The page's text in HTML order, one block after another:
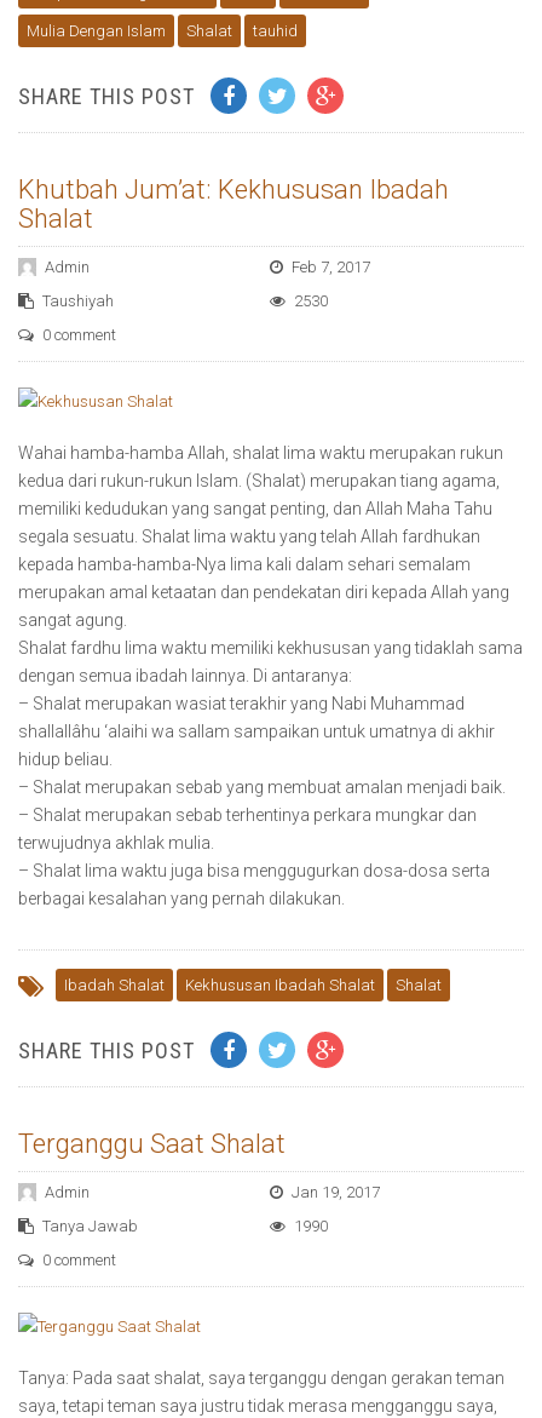
Mulia Dengan Islam Shalat tauhid
SHARE THIS POST
Khutbah Jum’at: Kekhususan Ibadah
Shalat
Admin
Feb 7, 2017
Taushiyah
2530
0 comment
Wahai hamba-hamba Allah, shalat lima waktu merupakan rukun
kedua dari rukun-rukun Islam. (Shalat) merupakan tiang agama,
memiliki kedudukan yang sangat penting, dan Allah Maha Tahu
segala sesuatu. Shalat lima waktu yang telah Allah fardhukan
kepada hamba-hamba-Nya lima kali dalam sehari semalam
merupakan amal ketaatan dan pendekatan diri kepada Allah yang
sangat agung.
Shalat fardhu lima waktu memiliki kekhususan yang tidaklah sama
dengan semua ibadah lainnya. Di antaranya:
– Shalat merupakan wasiat terakhir yang Nabi Muhammad
shallallâhu ‘alaihi wa sallam sampaikan untuk umatnya di akhir
hidup beliau.
– Shalat merupakan sebab yang membuat amalan menjadi baik.
– Shalat merupakan sebab terhentinya perkara mungkar dan
terwujudnya akhlak mulia.
– Shalat lima waktu juga bisa menggugurkan dosa-dosa serta
berbagai kesalahan yang pernah dilakukan.
Ibadah Shalat Kekhususan Ibadah Shalat Shalat
SHARE THIS POST
Terganggu Saat Shalat
Admin
Jan 19, 2017
Tanya Jawab
1990
0 comment
Tanya: Pada saat shalat, saya terganggu dengan gerakan teman
saya, tetapi teman saya justru tidak merasa mengganggu saya,